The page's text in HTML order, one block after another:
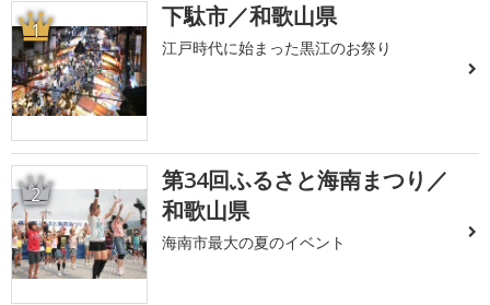
1 下駄市／和歌山県
江戸時代に始まった黒江のお祭り
2
第34回ふるさと海南まつり／
和歌山県
海南市最大の夏のイベント